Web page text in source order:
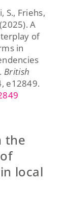
S., Friehs,
(2025).A
of
in
. British
, e12849.
the
local